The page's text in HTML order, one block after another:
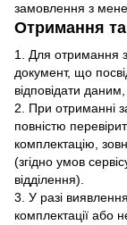
замовлення з
Отримання
1. Для отримання
документ, що
відповідати
2. При отриманні
повністю
комплектацію,
(згідно умов
відділення).
3. У разі
комплектації або